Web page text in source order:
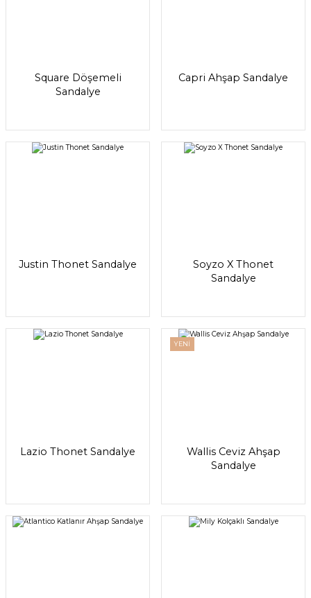
Square Döşemeli
Sandalye
Capri Ahşap Sandalye
Justin Thonet Sandalye
Soyzo X Thonet
Sandalye
Lazio Thonet Sandalye
YENİ
Wallis Ceviz Ahşap
Sandalye